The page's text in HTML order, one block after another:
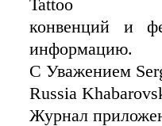
Tattoo
конвенций и
информацию.
С Уважением
Russia
Журнал